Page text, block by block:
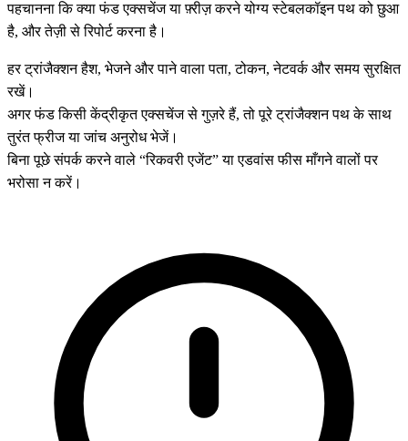
पहचानना कि क्या फंड एक्सचेंज या फ़्रीज़ करने योग्य स्टेबलकॉइन पथ को छुआ
है, और तेज़ी से रिपोर्ट करना है।
हर ट्रांजैक्शन हैश, भेजने और पाने वाला पता, टोकन, नेटवर्क और समय सुरक्षित
रखें।
अगर फंड किसी केंद्रीकृत एक्सचेंज से गुज़रे हैं, तो पूरे ट्रांजैक्शन पथ के साथ
तुरंत फ्रीज या जांच अनुरोध भेजें।
बिना पूछे संपर्क करने वाले “रिकवरी एजेंट” या एडवांस फीस माँगने वालों पर
भरोसा न करें।